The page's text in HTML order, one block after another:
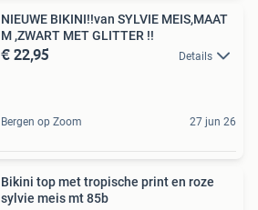
NIEUWE BIKINI!!van SYLVIE MEIS,MAAT
M ,ZWART MET GLITTER !!
€ 22,95 Details
Bergen op Zoom 27 jun 26
Bikini top met tropische print en roze
sylvie meis mt 85b